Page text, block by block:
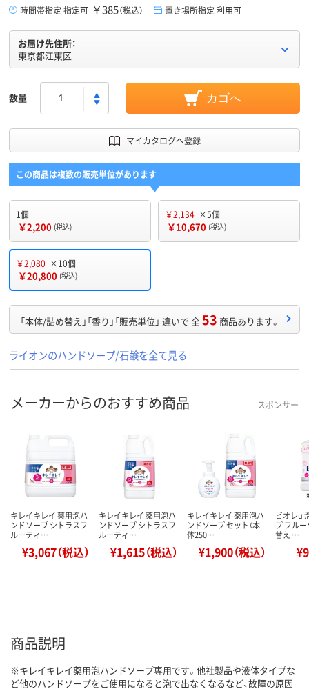
時間帯指定 指定可 ￥385（税込） 置き場所指定 利用可
お届け先住所：
東京都江東区
数量 カゴへ
マイカタログへ登録
この商品は複数の販売単位があります
1個
￥2,200 (税込)
￥2,134 ×5個
￥10,670 (税込)
￥2,080 ×10個
￥20,800 (税込)
「本体/詰め替え」「香り」「販売単位」 違いで 全53 商品あります。
ライオンのハンドソープ/石鹸を全て見る
メーカーからのおすすめ商品 スポンサー
キレイキレイ 薬用泡ハ
ンドソープ シトラスフ
ルーティ…
¥3,067（税込）
キレイキレイ 薬用泡ハ
ンドソープ シトラスフ
ルーティ…
¥1,615（税込）
キレイキレイ 薬用泡ハ
ンドソープ セット（本
体250…
¥1,900（税込）
ビオレu
プ フル
替え …
商品説明
※キレイキレイ薬用泡ハンドソープ専用です。他社製品や液体タイプな
ど他のハンドソープをご使用になると泡で出なくなるなど、故障の原因